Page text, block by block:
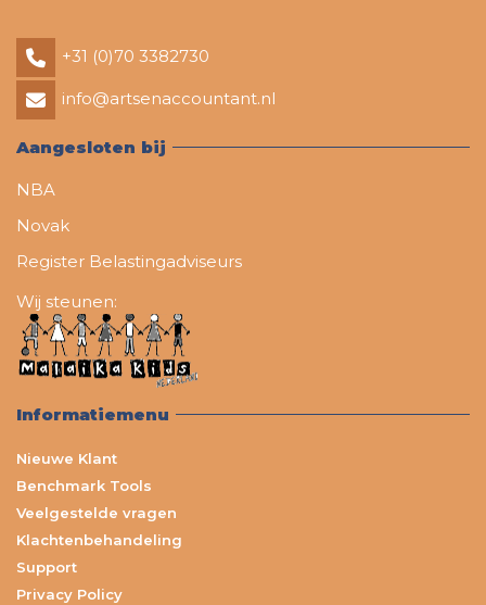
+31 (0)70 3382730
info@artsenaccountant.nl
Aangesloten bij
NBA
Novak
Register Belastingadviseurs
Wij steunen:
Informatiemenu
Nieuwe Klant
Benchmark Tools
Veelgestelde vragen
Klachtenbehandeling
Support
Privacy Policy